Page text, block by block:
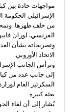
مواجهات حادة بين
الإسرائيلي الحكومة
من خلف ظهرها.
الفرنسي، لوران
وتصريحاته بشأن
الاتحاد الأوروبي.
وترأس الجانب
إلى جانب عدد من
السكرتير العام
بعثة كبيرة.
يُشار إلى أن لقاء